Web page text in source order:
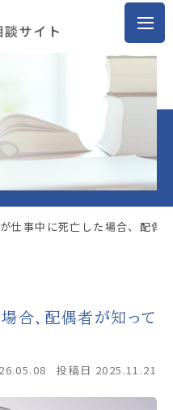
仕事中に死亡した場合、配偶
合、配偶者が知って
投稿日 2025.11.21